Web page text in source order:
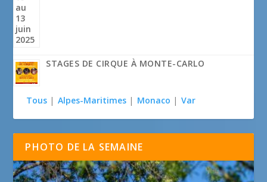
STAGES DE CIRQUE À MONTE-CARLO
Tous | Alpes-Maritimes | Monaco | Var
PHOTO DE LA SEMAINE